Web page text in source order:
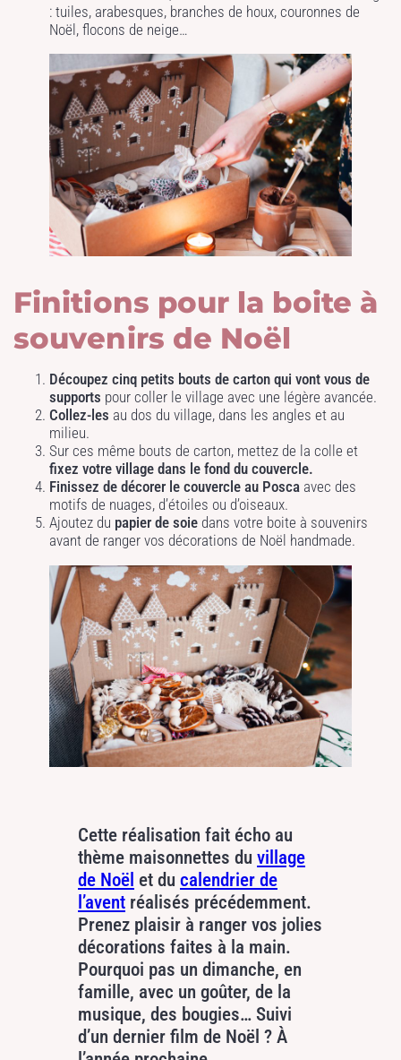
: tuiles, arabesques, branches de houx, couronnes de
Noël, flocons de neige…
Finitions pour la boite à
souvenirs de Noël
Découpez cinq petits bouts de carton qui vont vous de
supports pour coller le village avec une légère avancée.
Collez-les au dos du village, dans les angles et au
milieu.
Sur ces même bouts de carton, mettez de la colle et
fixez votre village dans le fond du couvercle.
Finissez de décorer le couvercle au Posca avec des
motifs de nuages, d’étoiles ou d’oiseaux.
Ajoutez du papier de soie dans votre boite à souvenirs
avant de ranger vos décorations de Noël handmade.
Cette réalisation fait écho au
thème maisonnettes duvillage
de Noël et ducalendrier de
l’avent réalisés précédemment.
Prenez plaisir à ranger vos jolies
décorations faites à la main.
Pourquoi pas un dimanche, en
famille, avec un goûter, de la
musique, des bougies… Suivi
d’un dernier film de Noël ? À